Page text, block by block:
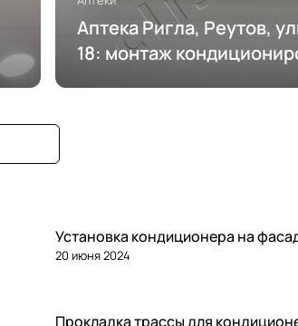
Аптека Ригла, Реутов,
18: монтаж
Установка кондиционера на
20 июня 2024
Прокладка трассы для